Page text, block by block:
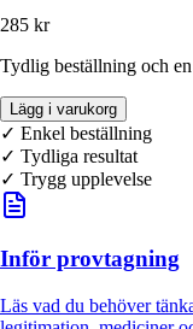
285 kr
Tydlig beställning och
Lägg i varukorg
✓ Enkel beställning
✓ Tydliga resultat
✓ Trygg upplevelse
Inför provtagning
Läs vad du behöver